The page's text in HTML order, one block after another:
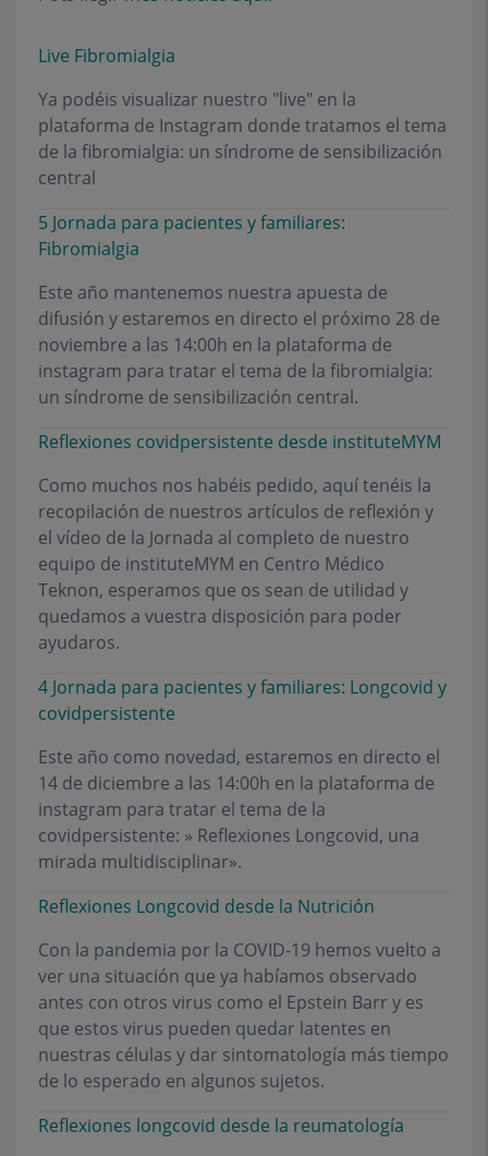
Live Fibromialgia
Ya podéis visualizar nuestro "live" en la
plataforma de Instagram donde tratamos el tema
de la fibromialgia: un síndrome de sensibilización
central
5 Jornada para pacientes y familiares:
Fibromialgia
Este año mantenemos nuestra apuesta de
difusión y estaremos en directo el próximo 28 de
noviembre a las 14:00h en la plataforma de
instagram para tratar el tema de la fibromialgia:
un síndrome de sensibilización central.
Reflexiones covidpersistente desde instituteMYM
Como muchos nos habéis pedido, aquí tenéis la
recopilación de nuestros artículos de reflexión y
el vídeo de la Jornada al completo de nuestro
equipo de instituteMYM en Centro Médico
Teknon, esperamos que os sean de utilidad y
quedamos a vuestra disposición para poder
ayudaros.
4 Jornada para pacientes y familiares: Longcovid y
covidpersistente
Este año como novedad, estaremos en directo el
14 de diciembre a las 14:00h en la plataforma de
instagram para tratar el tema de la
covidpersistente: » Reflexiones Longcovid, una
mirada multidisciplinar».
Reflexiones Longcovid desde la Nutrición
Con la pandemia por la COVID-19 hemos vuelto a
ver una situación que ya habíamos observado
antes con otros virus como el Epstein Barr y es
que estos virus pueden quedar latentes en
nuestras células y dar sintomatología más tiempo
de lo esperado en algunos sujetos.
Reflexiones longcovid desde la reumatología